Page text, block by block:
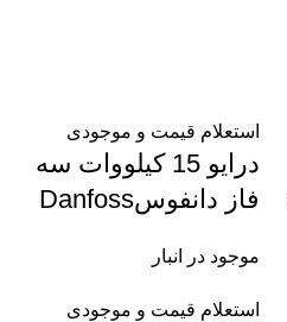
استعلام قیمت و موجودی
درایو 15 کیلووات سه
فاز دانفوسDanfoss
موجود در انبار
استعلام قیمت و موجودی